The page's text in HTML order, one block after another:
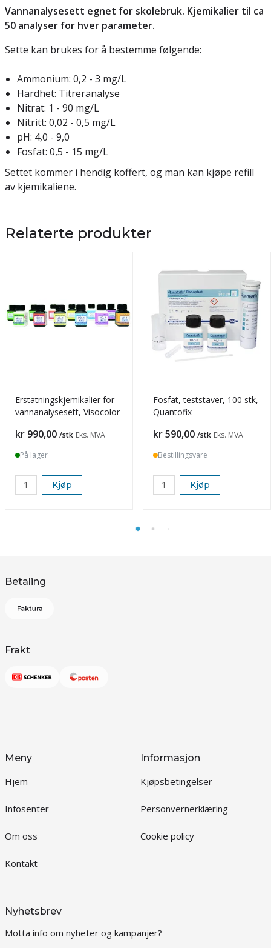
Vannanalysesett egnet for skolebruk. Kjemikalier til ca
50 analyser for hver parameter.
Sette kan brukes for å bestemme følgende:
Ammonium: 0,2 - 3 mg/L
Hardhet: Titreranalyse
Nitrat: 1 - 90 mg/L
Nitritt: 0,02 - 0,5 mg/L
pH: 4,0 - 9,0
Fosfat: 0,5 - 15 mg/L
Settet kommer i hendig koffert, og man kan kjøpe refill
av kjemikaliene.
Relaterte produkter
Erstatningskjemikalier for
vannanalysesett, Visocolor
Pris
kr 990,00 /stk Eks. MVA
På lager
Kjøp
Fosfat, teststaver, 100 stk,
Quantofix
Pris
kr 590,00 /stk Eks. MVA
Bestillingsvare
Kjøp
Betaling
Frakt
Meny
Hjem
Infosenter
Om oss
Kontakt
Informasjon
Kjøpsbetingelser
Personvernerklæring
Cookie policy
Nyhetsbrev
Motta info om nyheter og kampanjer?